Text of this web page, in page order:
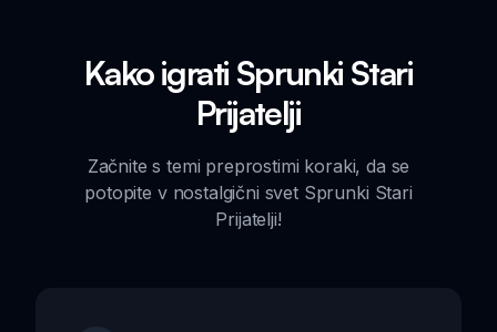
Kako igrati Sprunki Stari
Prijatelji
Začnite s temi preprostimi koraki, da se
potopite v nostalgični svet Sprunki Stari
Prijatelji!